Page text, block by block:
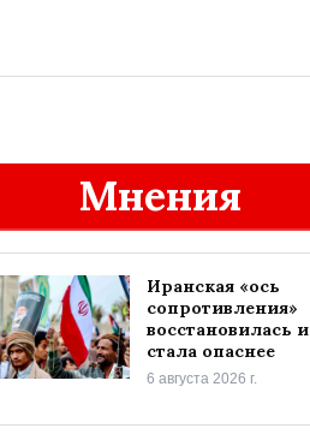
Мнения
Иранская «ось
сопротивления»
восстановилась и
стала опаснее
6 августа 2026 г.